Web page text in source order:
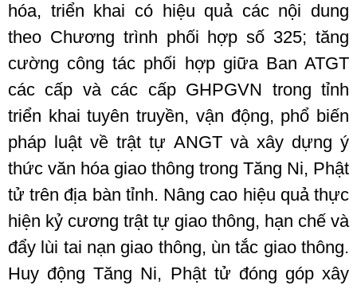
hóa, triển khai có hiệu quả các nội dung
theo Chương trình phối hợp số 325; tăng
cường công tác phối hợp giữa Ban ATGT
các cấp và các cấp GHPGVN trong tỉnh
triển khai tuyên truyền, vận động, phổ biến
pháp luật về trật tự ANGT và xây dựng ý
thức văn hóa giao thông trong Tăng Ni, Phật
tử trên địa bàn tỉnh. Nâng cao hiệu quả thực
hiện kỷ cương trật tự giao thông, hạn chế và
đẩy lùi tai nạn giao thông, ùn tắc giao thông.
Huy động Tăng Ni, Phật tử đóng góp xây